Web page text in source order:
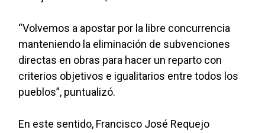
“Volvemos a apostar por la libre concurrencia
manteniendo la eliminación de subvenciones
directas en obras para hacer un reparto con
criterios objetivos e igualitarios entre todos los
pueblos”, puntualizó.
En este sentido, Francisco José Requejo